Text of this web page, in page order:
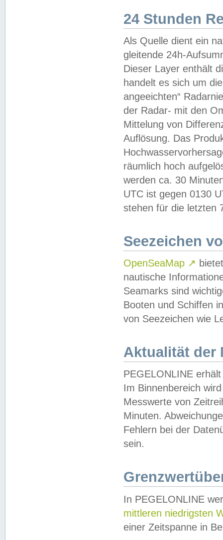
24 Stunden
Als Quelle dient ein
gleitende 24h-
Dieser Layer enthält
handelt es sich um
angeeichten“
der Radar- mit den
Mittelung von
Auflösung. Das
räumlich hoch
werden ca. 30
UTC ist gegen 0130
stehen für die letzten
Seezeichen
OpenSeaMap ↗
nautische
Seamarks sind
Booten und Schiffen
von Seezeichen wie
Aktualität der
PEGELONLINE
Im Binnenbereich
Messwerte von
Minuten.
Fehlern bei der
sein.
In PEGELONLINE
mittleren niedrigsten
einer Zeitspanne in